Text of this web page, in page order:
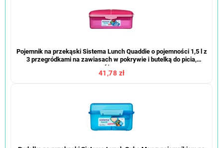
Pojemnik na przekąski Sistema Lunch Quaddie o pojemności 1,5 l z
3 przegródkami na zawiasach w pokrywie i butelką do picia,
różowy
41,78 zł